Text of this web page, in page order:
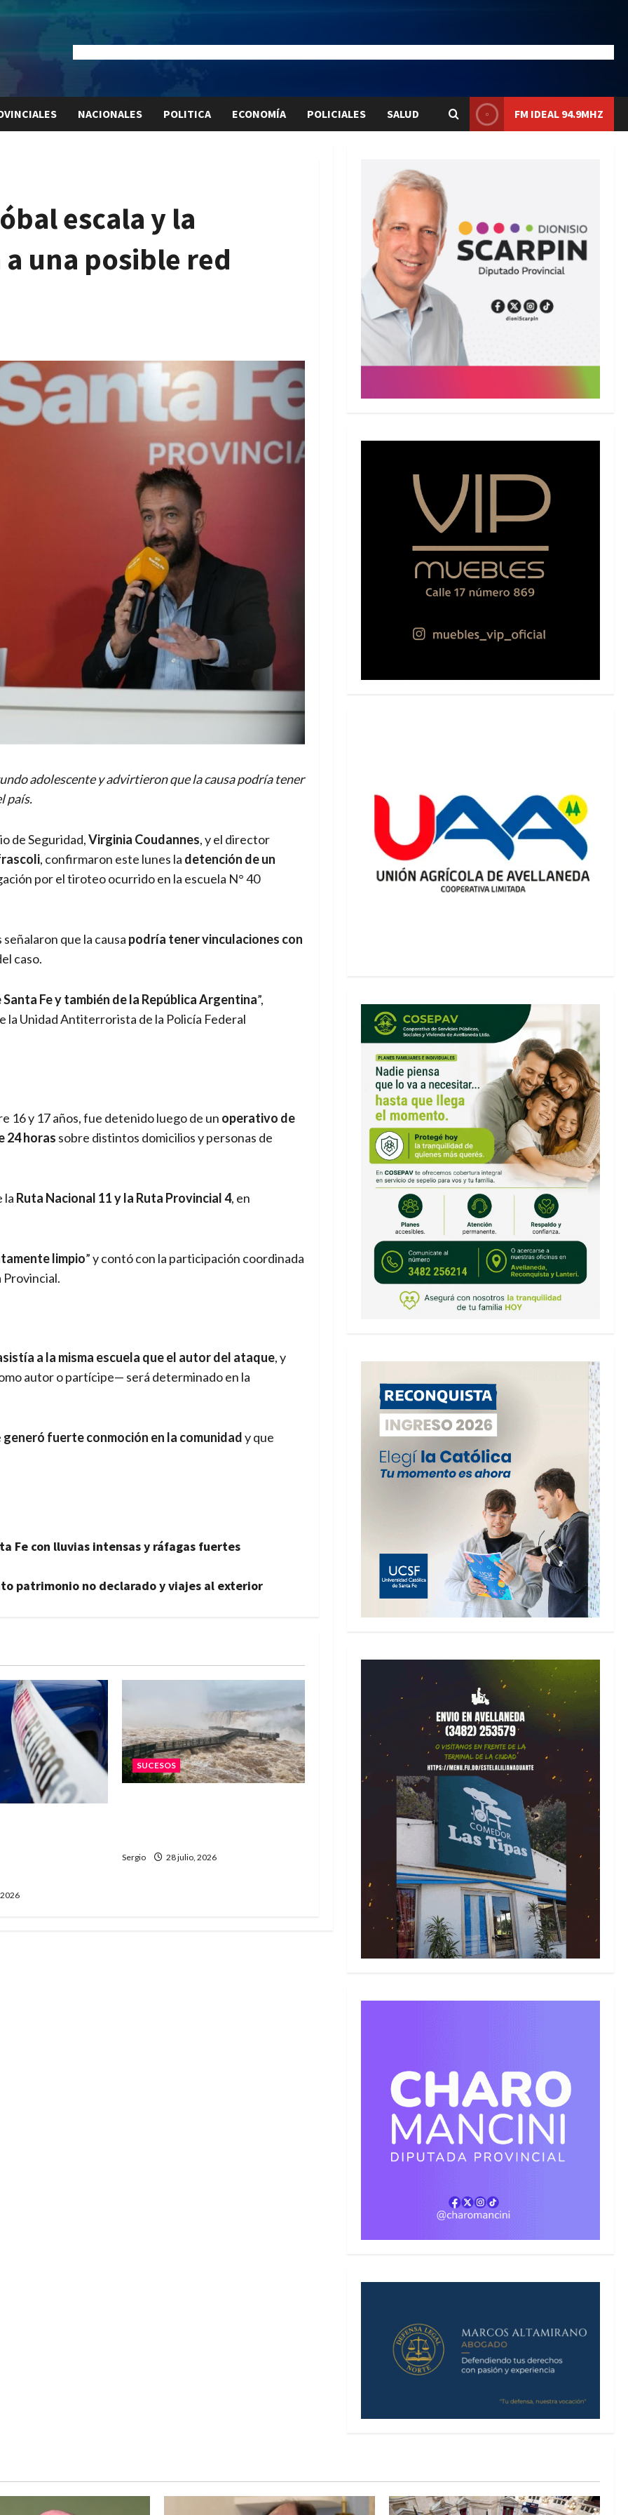
NACIONALES POLITICA ECONOMÍA POLICIALES SALUD FM IDEAL 94.9MHZ
escala y la
una posible red
adolescente y advirtieron que la causa podría tener
país.
de Seguridad,Virginia Coudannes, y el director
, confirmaron este lunes la detención de un
por el tiroteo ocurrido en la escuela N° 40
que la causa podría tener vinculaciones con
caso.
Fe y también de la República Argentina”,
la Unidad Antiterrorista de la Policía Federal
16 y 17 años, fue detenido luego de un operativo de
24 horas sobre distintos domicilios y personas de
la Ruta Nacional 11 y la Ruta Provincial 4, en
limpio” y contó con la participación coordinada
Provincial.
a la misma escuela que el autor del ataque, y
autor o partícipe— será determinado en la
generó fuerte conmoción en la comunidady que
Fe con lluvias intensas y ráfagas fuertes
patrimonio no declarado y viajes al exterior
SUCESOS
Sergio 28 julio, 2026